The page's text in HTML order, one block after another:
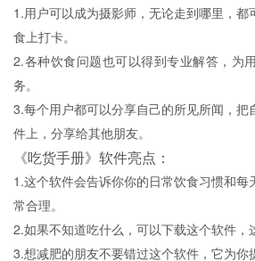
1.用户可以成为摄影师，无论走到哪里，都
食上打卡。
2.各种饮食问题也可以得到专业解答，为
务。
3.每个用户都可以分享自己的所见所闻，把
件上，分享给其他朋友。
《吃货手册》软件亮点：
1.这个软件会告诉你你的日常饮食习惯和每
常合理。
2.如果不知道吃什么，可以下载这个软件，
3.想减肥的朋友不要错过这个软件，它为你